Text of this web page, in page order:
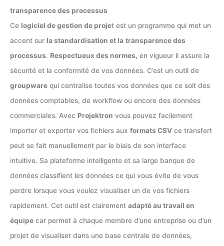
transparence des processus
Ce logiciel de gestion de projet est un programme qui met un
accent sur la standardisation et la transparence des
processus. Respectueux des normes, en vigueur il assure la
sécurité et la conformité de vos données. C’est un outil de
groupware qui centralise toutes vos données que ce soit des
données comptables, de workflow ou encore des données
commerciales. Avec Projektron vous pouvez facilement
importer et exporter vos fichiers aux formats CSV ce transfert
peut se fait manuellement par le biais de son interface
intuitive. Sa plateforme intelligente et sa large banque de
données classifient les données ce qui vous évite de vous
perdre lorsque vous voulez visualiser un de vos fichiers
rapidement. Cet outil est clairement adapté au travail en
équipe car permet à chaque membre d’une entreprise ou d’un
projet de visualiser dans une base centrale de données,